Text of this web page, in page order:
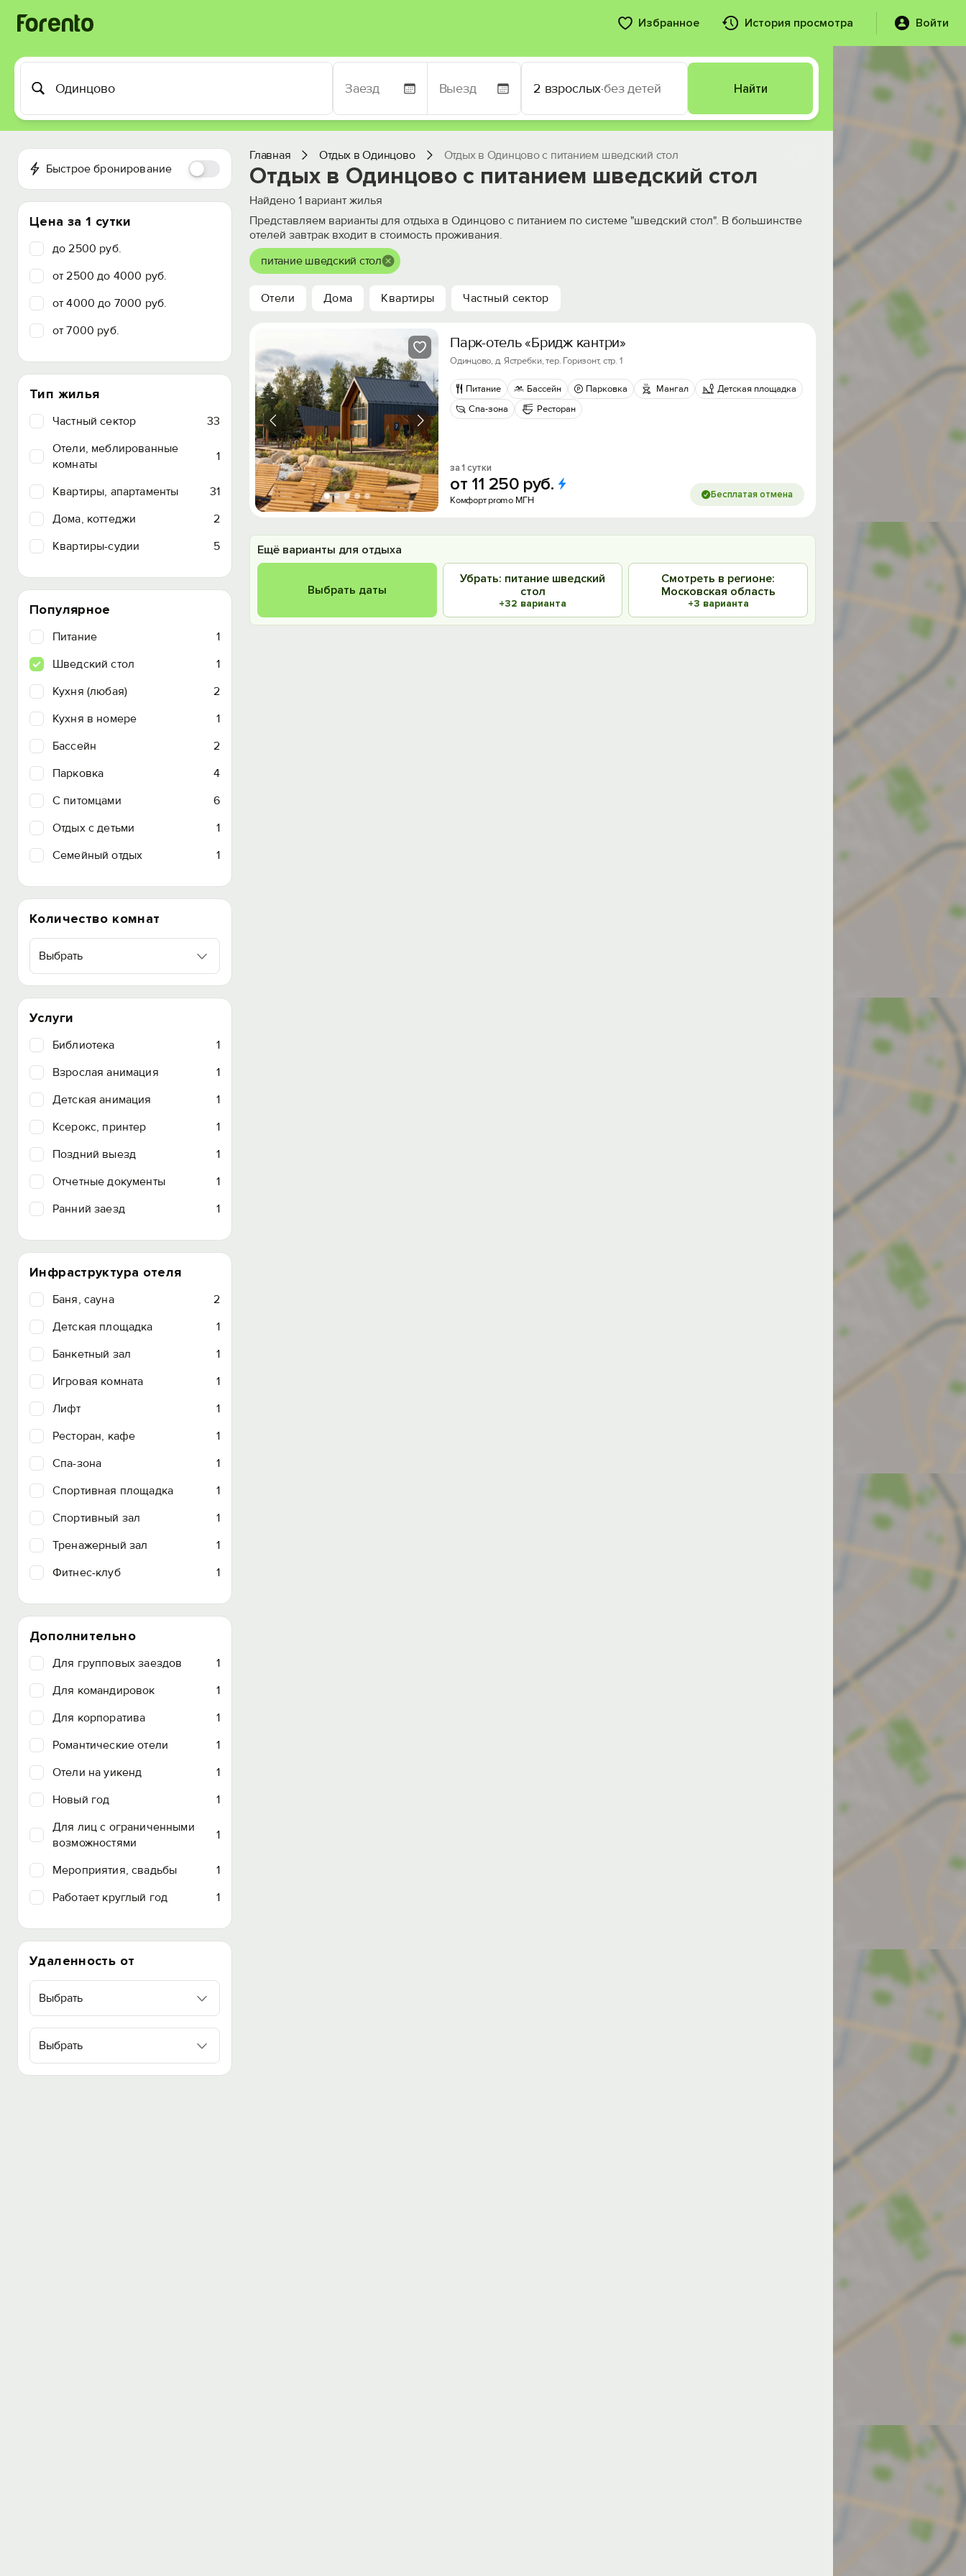
Избранное История просмотра Войти
2 взрослых·без детей Найти
Быстрое бронирование
Цена за 1 сутки
до 2500 руб.
от 2500 до 4000 руб.
от 4000 до 7000 руб.
от 7000 руб.
Тип жилья
Частный сектор
33
Отели, меблированные
комнаты
1
Квартиры, апартаменты
31
Дома, коттеджи
2
Квартиры-судии
5
Популярное
Питание
1
Шведский стол
1
Кухня (любая)
2
Кухня в номере
1
Бассейн
2
Парковка
4
C питомцами
6
Отдых с детьми
1
Семейный отдых
1
Количество комнат
Выбрать
Услуги
Библиотека
1
Взрослая анимация
1
Детская анимация
1
Ксерокс, принтер
1
Поздний выезд
1
Отчетные документы
1
Ранний заезд
1
Инфраструктура отеля
Баня, сауна
2
Детская площадка
1
Банкетный зал
1
Игровая комната
1
Лифт
1
Ресторан, кафе
1
Спа-зона
1
Спортивная площадка
1
Спортивный зал
1
Тренажерный зал
1
Фитнес-клуб
1
Дополнительно
Для групповых заездов
1
Для командировок
1
Для корпоратива
1
Романтические отели
1
Отели на уикенд
1
Новый год
1
Для лиц с ограниченными
возможностями
1
Мероприятия, свадьбы
1
Работает круглый год
1
Удаленность от
Выбрать
Выбрать
Главная Отдых в Одинцово Отдых в Одинцово с питанием шведский стол
Отдых в Одинцово с питанием шведский стол
Найдено 1 вариант жилья
Представляем варианты для отдыха в Одинцово с питанием по системе "шведский стол". В большинстве
отелей завтрак входит в стоимость проживания.
питание шведский стол
Отели Дома Квартиры Частный сектор
Парк-отель «Бридж кантри»
Одинцово, д. Ястребки, тер. Горизонт, стр. 1
Питание Бассейн Парковка Мангал
Детская площадка
Спа-зона
Ресторан
за 1 сутки
от 11 250 руб.
Комфорт promo МГН Бесплатая отмена
Ещё варианты для отдыха
Выбрать даты
Убрать: питание шведский
стол
+32 варианта
Смотреть в регионе:
Московская область
+3 варианта